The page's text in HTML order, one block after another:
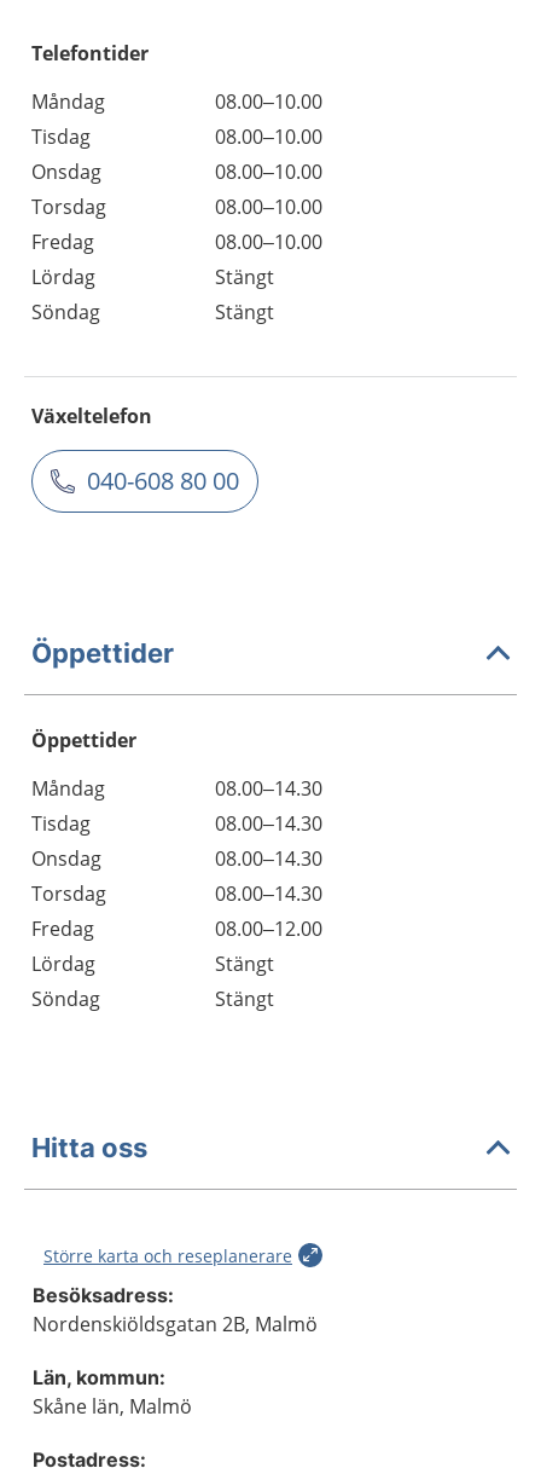
Telefontider
Måndag
08.00–10.00
Tisdag
08.00–10.00
Onsdag
08.00–10.00
Torsdag
08.00–10.00
Fredag
08.00–10.00
Lördag
Stängt
Söndag
Stängt
Växeltelefon
040-608 80 00
Öppettider
Öppettider
Dag
Öppettider
Kommentarer
Måndag
08.00–14.30
Tisdag
08.00–14.30
Onsdag
08.00–14.30
Torsdag
08.00–14.30
Fredag
08.00–12.00
Lördag
Stängt
Söndag
Stängt
Hitta oss
Större karta och reseplanerare
Besöksadress:
Nordenskiöldsgatan 2B, Malmö
Län, kommun:
Skåne län, Malmö
Postadress: